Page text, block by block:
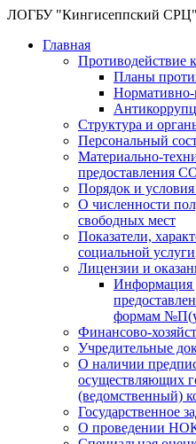
ЛОГБУ "Кингисеппский СРЦ"
Главная
Противодействие
Планы
Нормативно-
Структура и
Персональный
Материально-
предоставления
Порядок и условия
О численности
свободных мест
Показатели,
социальной услуги
Лицензии и
Информация
формам
Финансово-
Учредительные
О наличии
осуществляющих
(ведомственный)
Государственное
О проведении